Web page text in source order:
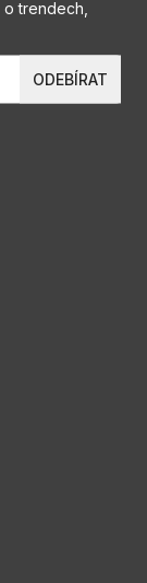
o trendech,
ODEBÍRAT